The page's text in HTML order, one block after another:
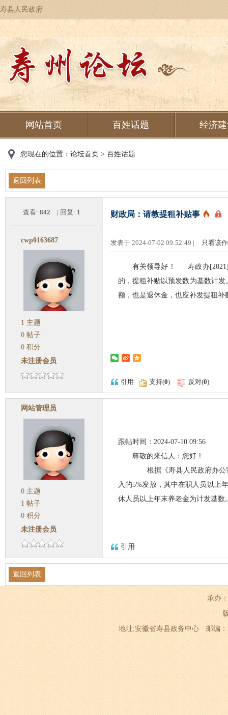
寿县人民政府
网站首页 百姓话题 经济
您现在的位置： 论坛首页 > 百姓话题
返回列表
查看: 842 | 回复: 1 财政局：请教提租补贴事
cwp0163687
1 主题
0 帖子
0 积分
未注册会员
发表于 2024-07-02 09:52:49 | 只看该
有关领导好！ 寿政办
的，提租补贴以预发数为基数计
额，也是退休金，也应补发提租
引用 支持(0) 反对(0)
网站管理员
0 主题
1 帖子
0 积分
未注册会员
跟帖时间：2024-07-10 09:56
尊敬的来信人：您好！
根据《寿县人民政府办公室
入的5%发放，其中在职人员以上
休人员以上年末养老金为计发基数
引用
返回列表
承办
地址:安徽省寿县政务中心 邮编：